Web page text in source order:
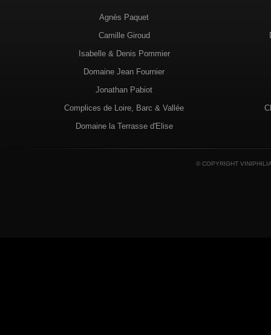
Agnès Paquet
Camille Giroud
Isabelle & Denis Pommier
Domaine Jean Fournier
Jonathan Pabiot
Complices de Loire, Barc & Vallée
Domaine la Terrasse d'Elise
© COPYRIGHT